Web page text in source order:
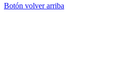
Botón volver arriba